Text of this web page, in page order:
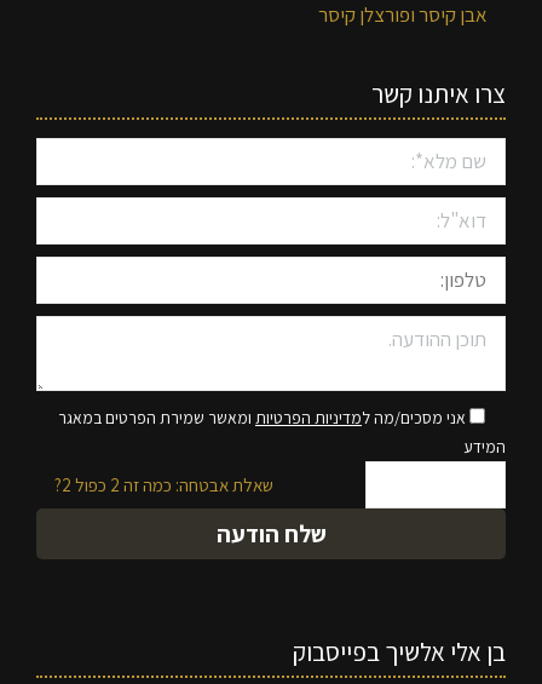
אבן קיסר ופורצלן קיסר
צרו איתנו קשר
אני מסכים/מה למדיניות הפרטיות ומאשר שמירת הפרטים במאגר
המידע
שאלת אבטחה: כמה זה 2 כפול 2?
בן אלי אלשיך בפייסבוק